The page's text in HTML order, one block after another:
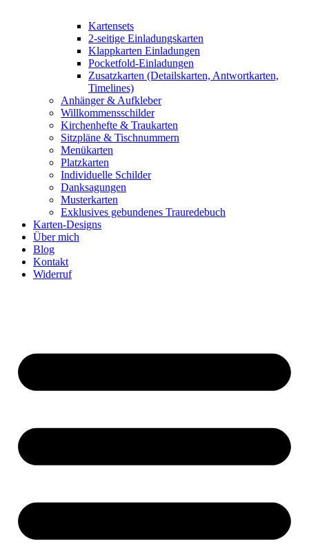
Kartensets
2-seitige Einladungskarten
Klappkarten Einladungen
Pocketfold-Einladungen
Zusatzkarten (Detailskarten, Antwortkarten,
Timelines)
Anhänger & Aufkleber
Willkommensschilder
Kirchenhefte & Traukarten
Sitzpläne & Tischnummern
Menükarten
Platzkarten
Individuelle Schilder
Danksagungen
Musterkarten
Exklusives gebundenes Trauredebuch
Karten-Designs
Über mich
Blog
Kontakt
Widerruf